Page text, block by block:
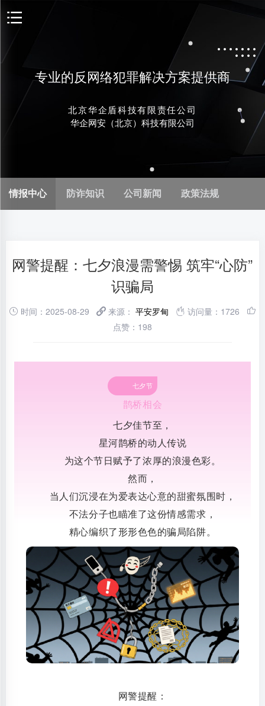
专业的反网络犯罪解决方案提供商
北京华企盾科技有限责任公司
华企网安（北京）科技有限公司
情报中心 防诈知识 公司新闻 政策法规
网警提醒：七夕浪漫需警惕 筑牢“心防”
识骗局
时间：2025-08-29 来源： 平安罗甸
访问量：1726
点赞：198
七夕节
鹊桥相会
七夕佳节至，
星河鹊桥的动人传说
为这个节日赋予了浓厚的浪漫色彩。
然而，
当人们沉浸在为爱表达心意的甜蜜氛围时，
不法分子也瞄准了这份情感需求，
精心编织了形形色色的骗局陷阱。
网警提醒：